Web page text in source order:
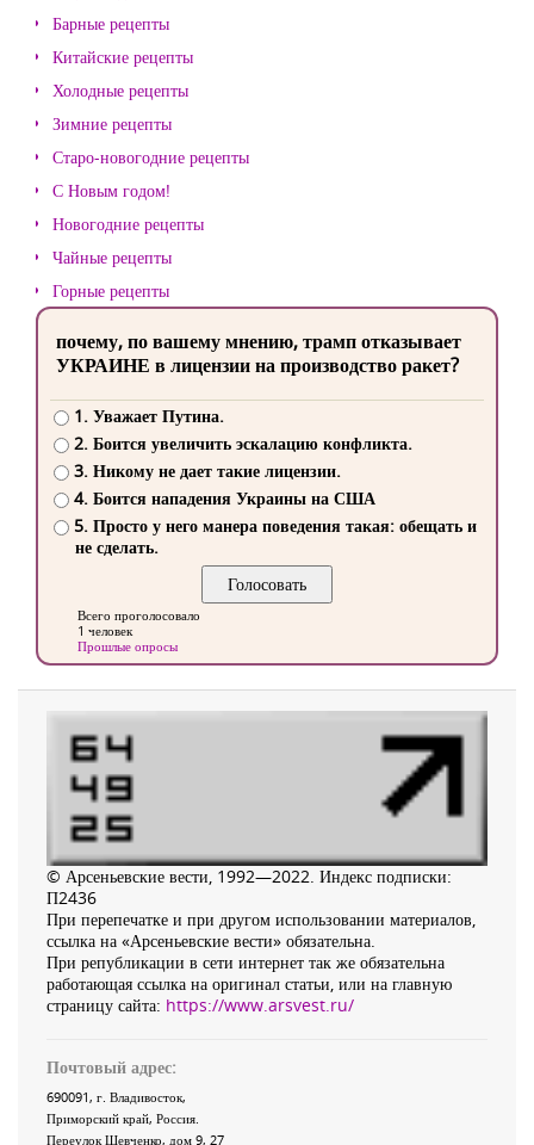
Барные рецепты
Китайские рецепты
Холодные рецепты
Зимние рецепты
Старо-новогодние рецепты
С Новым годом!
Новогодние рецепты
Чайные рецепты
Горные рецепты
почему, по вашему мнению, трамп отказывает
УКРАИНЕ в лицензии на производство ракет?
1. Уважает Путина.
2. Боится увеличить эскалацию конфликта.
3. Никому не дает такие лицензии.
4. Боится нападения Украины на США
5. Просто у него манера поведения такая: обещать и
не сделать.
Всего проголосовало
1 человек
Прошлые опросы
© Арсеньевские вести, 1992—2022. Индекс подписки:
П2436
При перепечатке и при другом использовании материалов,
ссылка на «Арсеньевские вести» обязательна.
При републикации в сети интернет так же обязательна
работающая ссылка на оригинал статьи, или на главную
страницу сайта: https://www.arsvest.ru/
Почтовый адрес:
690091, г. Владивосток,
Приморский край, Россия.
Переулок Шевченко, дом 9, 27